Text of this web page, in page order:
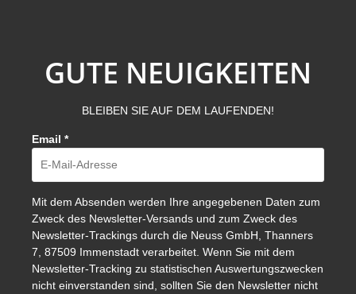
GUTE NEUIGKEITEN
BLEIBEN SIE AUF DEM LAUFENDEN!
Email *
Mit dem Absenden werden Ihre angegebenen Daten zum
Zweck des Newsletter-Versands und zum Zweck des
Newsletter-Trackings durch die Neuss GmbH, Thanners
7, 87509 Immenstadt verarbeitet. Wenn Sie mit dem
Newsletter-Tracking zu statistischen Auswertungszwecken
nicht einverstanden sind, sollten Sie den Newsletter nicht